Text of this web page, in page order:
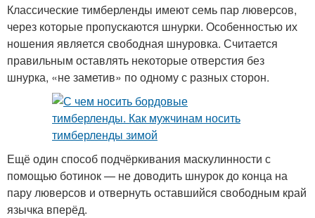
Классические тимберленды имеют семь пар люверсов,
через которые пропускаются шнурки. Особенностью их
ношения является свободная шнуровка. Считается
правильным оставлять некоторые отверстия без
шнурка, «не заметив» по одному с разных сторон.
Ещё один способ подчёркивания маскулинности с
помощью ботинок — не доводить шнурок до конца на
пару люверсов и отвернуть оставшийся свободным край
язычка вперёд.